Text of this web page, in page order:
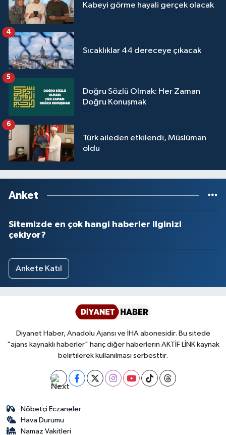
Kabeyi görme hayali gerçek olacak
Sıcaklıklar 44 dereceye çıkacak
4
Doğru Sözlü Olmak: Her Zaman
Doğru Konuşmak
5
Türk aileden etkilendi, Müslüman
oldu
6
Anket
Sitemizde en çok hangi haberler ilginizi
çekiyor?
Ankete Katıl
Diyanet Haber, Anadolu Ajansı ve İHA abonesidir. Bu sitede
"ajans kaynaklı haberler" hariç diğer haberlerin AKTİF LİNK kaynak
belirtilerek kullanılması serbesttir.
Nöbetçi Eczaneler
Hava Durumu
Namaz Vakitleri
Şanlıurfa Müftülüğü
Şırnak Müftülüğü
Tekirdağ Müftülüğü
Tokat Müftülüğü
Trabzon Müftülüğü
Tunceli Müftülüğü
Uşak Müftülüğü
Van Müftülüğü
Yalova Müftülüğü
Zonguldak Müftülüğü